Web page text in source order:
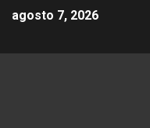
agosto 7, 2026